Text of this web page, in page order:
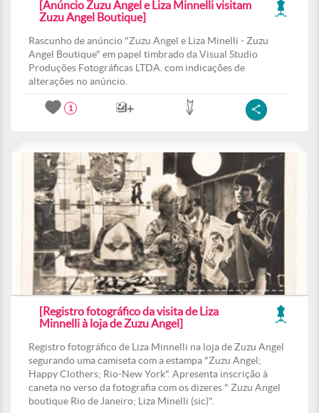
[Anúncio Zuzu Angel e Liza Minnelli visitam
Zuzu Angel Boutique]
Rascunho de anúncio "Zuzu Angel e Liza Minelli - Zuzu
Angel Boutique" em papel timbrado da Visual Studio
Produções Fotográficas LTDA. com indicações de
alterações no anúncio.
1
[Registro fotográfico da visita de Liza
Minnelli à loja de Zuzu Angel]
Registro fotográfico de Liza Minnelli na loja de Zuzu Angel
segurando uma camiseta com a estampa "Zuzu Angel;
Happy Clothers; Rio-New York". Apresenta inscrição à
caneta no verso da fotografia com os dizeres " Zuzu Angel
boutique Rio de Janeiro; Liza Minelli (sic)".